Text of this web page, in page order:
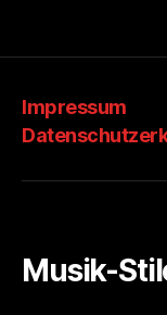
Impressum
Musik-